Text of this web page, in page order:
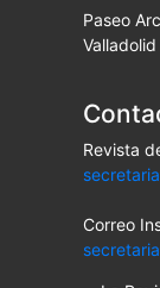
Paseo
Revista
Correo